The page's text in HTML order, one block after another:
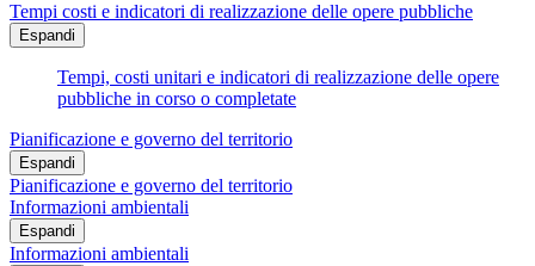
Tempi costi e indicatori di realizzazione delle opere pubbliche
Espandi
Tempi, costi unitari e indicatori di realizzazione delle opere
pubbliche in corso o completate
Pianificazione e governo del territorio
Espandi
Pianificazione e governo del territorio
Informazioni ambientali
Espandi
Informazioni ambientali